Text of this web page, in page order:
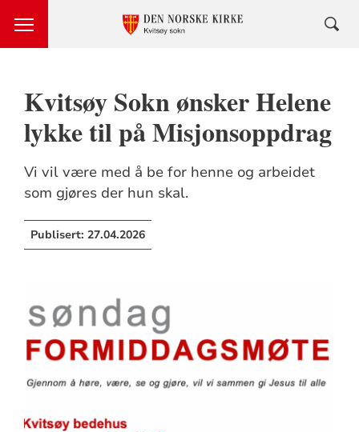
Kvitsøy Sokn ønsker Helene
lykke til på Misjonsoppdrag
Vi vil være med å be for henne og arbeidet
som gjøres der hun skal.
Publisert: 27.04.2026